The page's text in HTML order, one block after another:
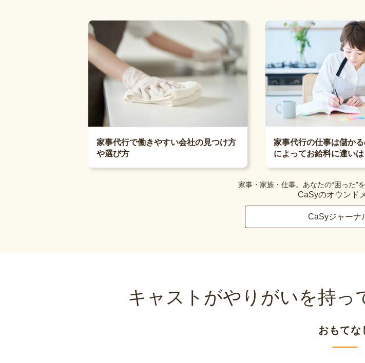
家事代行で働きやすい会社の見つけ方
や選び方
家事代行の仕事は儲か
によってお給料に違いは
家事・家族・仕事。あなたの“困った”
CaSyのオウンド
CaSyジャーナ
キャストがやりがいを持っ
おもてな